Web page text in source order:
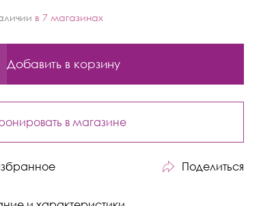
в 7 магазинах
Добавить в корзину
в магазине
Поделиться